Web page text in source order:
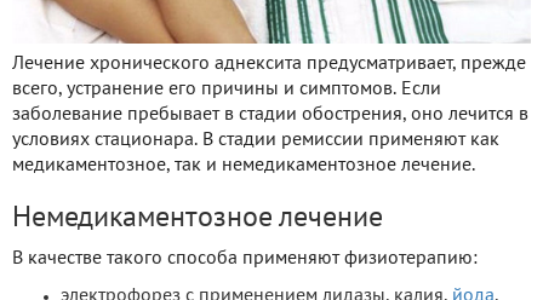
Лечение хронического аднексита предусматривает, прежде
всего, устранение его причины и симптомов. Если
заболевание пребывает в стадии обострения, оно лечится в
условиях стационара. В стадии ремиссии применяют как
медикаментозное, так и немедикаментозное лечение.
Немедикаментозное лечение
В качестве такого способа применяют физиотерапию:
электрофорез с применением лидазы, калия, йода,